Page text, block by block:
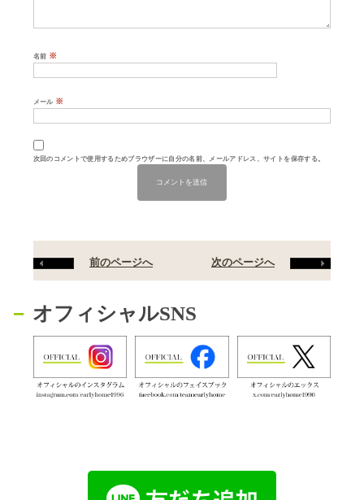
名前 ※
メール ※
次回のコメントで使用するためブラウザーに自分の名前、メールアドレス、サイトを保存する。
次のページへ
前のページへ
オフィシャルSNS